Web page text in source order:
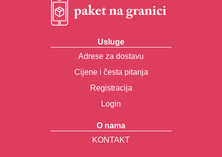
Usluge
Adrese za dostavu
Cijene i česta pitanja
Registracija
Login
O nama
KONTAKT